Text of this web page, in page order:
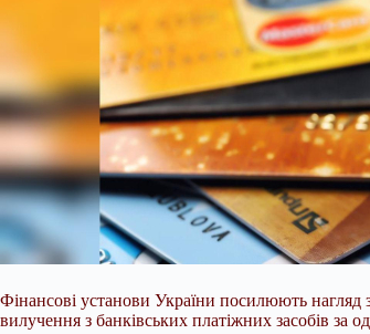
Фінансові установи України посилюють нагляд
вилучення з банківських платіжних засобів за